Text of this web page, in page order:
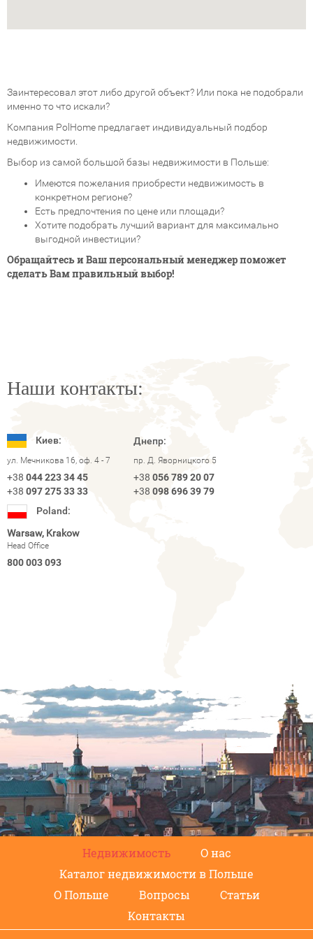
Заинтересовал этот либо другой объект? Или пока не подобрали
именно то что искали?
Компания PolHome предлагает индивидуальный подбор
недвижимости.
Выбор из самой большой базы недвижимости в Польше:
Имеются пожелания приобрести недвижимость в
конкретном регионе?
Есть предпочтения по цене или площади?
Хотите подобрать лучший вариант для максимально
выгодной инвестиции?
Обращайтесь и Ваш персональный менеджер поможет
сделать Вам правильный выбор!
Наши контакты:
Киев:
ул. Мечникова 16, оф. 4 - 7
+38 044 223 34 45
+38 097 275 33 33
Днепр:
пр. Д. Яворницкого 5
+38 056 789 20 07
+38 098 696 39 79
Poland:
Warsaw, Krakow
Head Office
800 003 093
Недвижимость
О нас
Каталог недвижимости в Польше
О Польше
Вопросы
Статьи
Контакты